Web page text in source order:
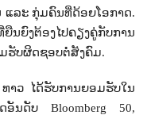
ແລະ ກຸ່ມຄົນທີ່ດ້ອຍໂອກາດ.
ຍົງຕ້ອງໄປຄຽງຄູ່ກັບການ
ຮັບຜິດຊອບຕໍ່ສັງຄົມ.
າວ ໄດ້ຮັບການຍອມຮັບໃນ
ດອັນດັບ Bloomberg 50,